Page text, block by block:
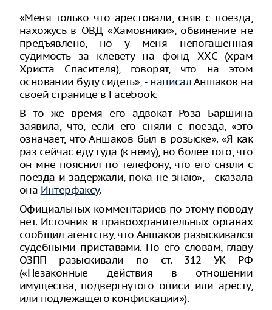
«Меня только что арестовали, сняв с поезда,
нахожусь в ОВД «Хамовники», обвинение не
предъявлено, но у меня непогашенная
судимость за клевету на фонд ХХС (храм
Христа Спасителя), говорят, что на этом
основании буду сидеть», - написалАншаков на
своей странице в Facebook.
В то же время его адвокат Роза Баршина
заявила, что, если его сняли с поезда, «это
означает, что Аншаков был в розыске». «Я как
раз сейчас еду туда (к нему), но более того, что
он мне пояснил по телефону, что его сняли с
поезда и задержали, пока не знаю», - сказала
она Интерфаксу.
Официальных комментариев по этому поводу
нет. Источник в правоохранительных органах
сообщил агентству, что Аншаков разыскивался
судебными приставами. По его словам, главу
ОЗПП разыскивали по ст. 312 УК РФ
(«Незаконные действия в отношении
имущества, подвергнутого описи или аресту,
или подлежащего конфискации»).